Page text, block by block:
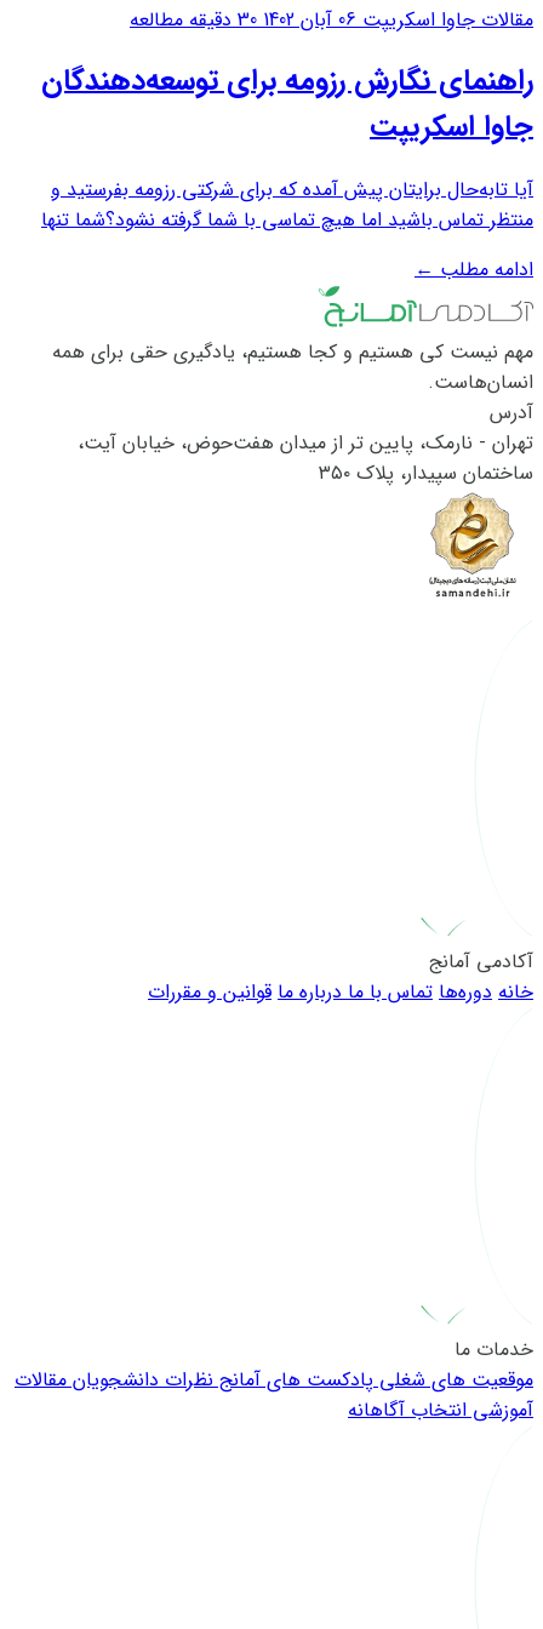
مقالات جاوا اسکریپت 06 آبان 1402 30 دقیقه مطالعه
راهنمای نگارش رزومه برای توسعه‌دهندگان
جاوا اسکریپت
آیا تابه‌حال برایتان پیش آمده که برای شرکتی رزومه بفرستید و
منتظر تماس باشید اما هیچ تماسی با شما گرفته نشود؟شما تنها
صدها رزومه دیگر در رقابت است. به طور متوسط کارفرمایان یا
مدیران هر رزومه را حدود...
ادامه مطلب←
مهم نیست کی هستیم و کجا هستیم، یادگیری حقی برای همه
انسان‌هاست.
آدرس
تهران - نارمک، پایین تر از میدان هفت‌حوض، خیابان آیت،
ساختمان سپیدار، پلاک ۳۵۰
آکادمی آمانج
خانه دوره‌ها تماس با مادرباره ما قوانین و مقررات
خدمات ما
موقعیت های شغلیپادکست های آمانجنظرات دانشجویانمقالات
آموزشیانتخاب آگاهانه